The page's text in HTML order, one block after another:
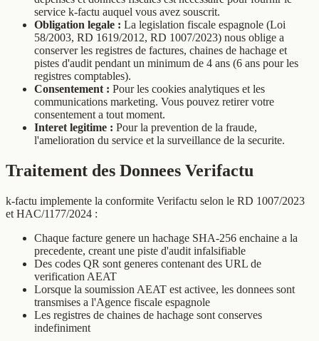
service k-factu auquel vous avez souscrit.
Obligation legale : La legislation fiscale espagnole (Loi
58/2003, RD 1619/2012, RD 1007/2023) nous oblige a
conserver les registres de factures, chaines de hachage et
pistes d'audit pendant un minimum de 4 ans (6 ans pour les
registres comptables).
Consentement : Pour les cookies analytiques et les
communications marketing. Vous pouvez retirer votre
consentement a tout moment.
Interet legitime : Pour la prevention de la fraude,
l'amelioration du service et la surveillance de la securite.
Traitement des Donnees Verifactu
k-factu implemente la conformite Verifactu selon le RD 1007/2023
et HAC/1177/2024 :
Chaque facture genere un hachage SHA-256 enchaine a la
precedente, creant une piste d'audit infalsifiable
Des codes QR sont generes contenant des URL de
verification AEAT
Lorsque la soumission AEAT est activee, les donnees sont
transmises a l'Agence fiscale espagnole
Les registres de chaines de hachage sont conserves
indefiniment